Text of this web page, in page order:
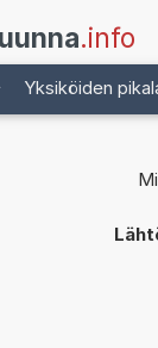
.info
Yksiköiden